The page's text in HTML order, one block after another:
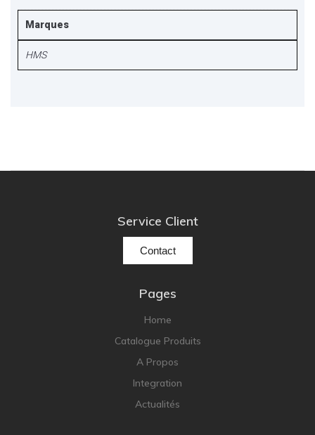
Marques
HMS
Service Client
Contact
Pages
Home
Catalogue Produits
A Propos
Integration
Actualités